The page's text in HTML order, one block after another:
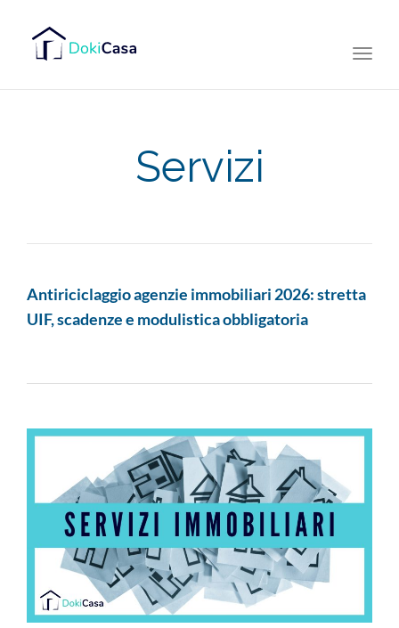
Servizi
Antiriciclaggio agenzie immobiliari 2026: stretta
UIF, scadenze e modulistica obbligatoria